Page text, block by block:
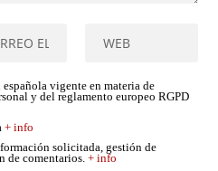
vigente en materia de
y del reglamento europeo RGPD
+ info
solicitada, gestión de
de comentarios.+ info